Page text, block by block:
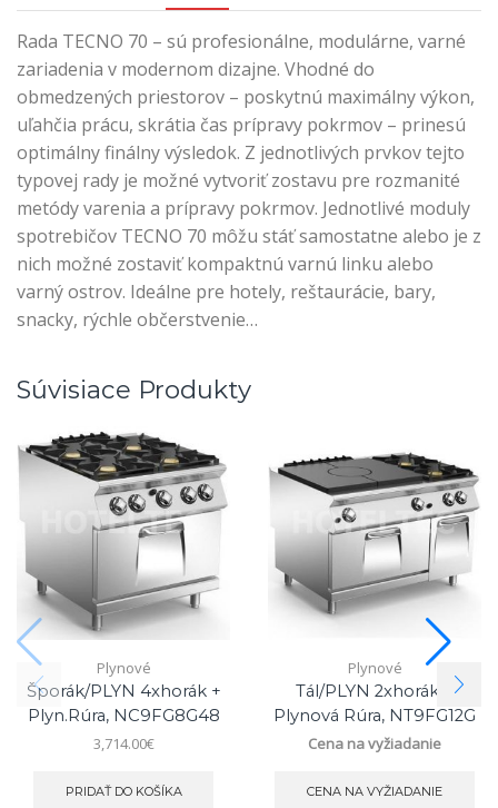
Rada TECNO 70 – sú profesionálne, modulárne, varné
zariadenia v modernom dizajne. Vhodné do
obmedzených priestorov – poskytnú maximálny výkon,
uľahčia prácu, skrátia čas prípravy pokrmov – prinesú
optimálny finálny výsledok. Z jednotlivých prvkov tejto
typovej rady je možné vytvoriť zostavu pre rozmanité
metódy varenia a prípravy pokrmov. Jednotlivé moduly
spotrebičov TECNO 70 môžu stáť samostatne alebo je z
nich možné zostaviť kompaktnú varnú linku alebo
varný ostrov. Ideálne pre hotely, reštaurácie, bary,
snacky, rýchle občerstvenie…
Súvisiace Produkty
Plynové
Šporák/PLYN 4xhorák +
Plyn.rúra, NC9FG8G48
3,714.00€
PRIDAŤ DO KOŠÍKA
Plynové
Tál/PLYN 2xhorák +
Plynová Rúra, NT9FG12G
Cena na vyžiadanie
CENA NA VYŽIADANIE